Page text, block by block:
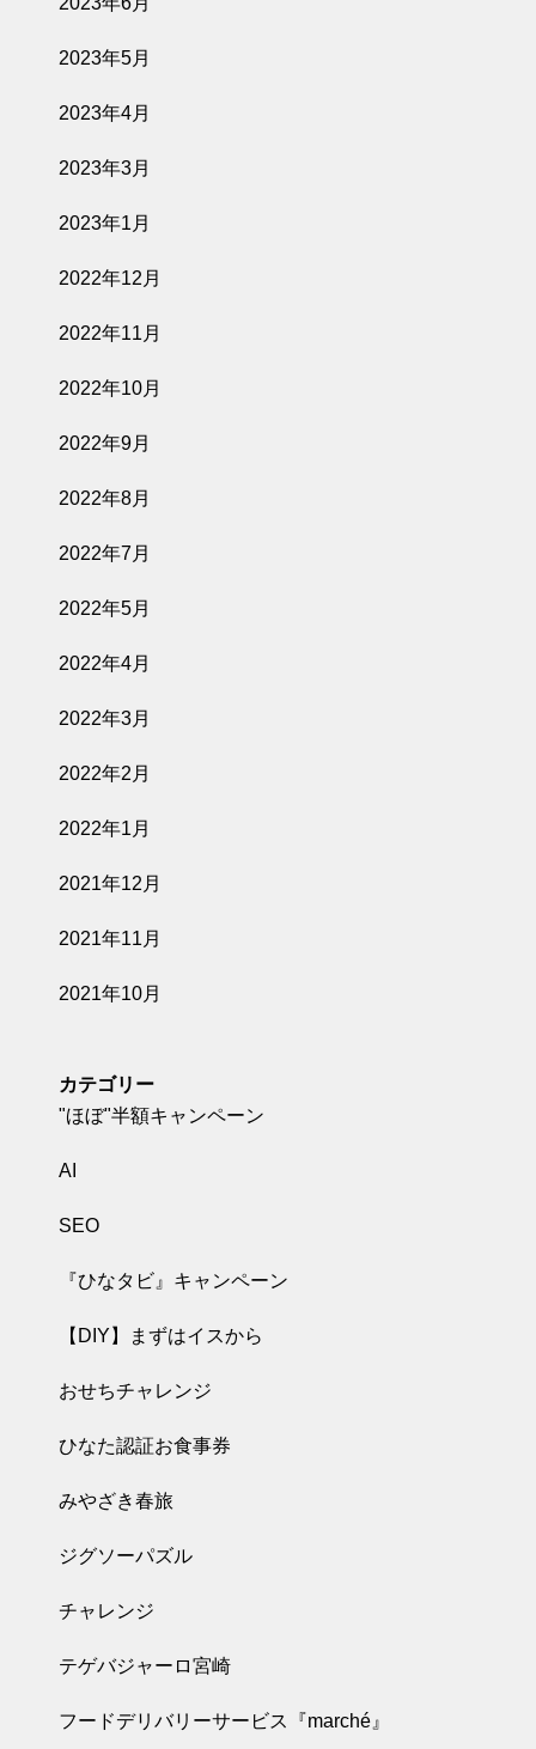
2023年5月
2023年4月
2023年3月
2023年1月
2022年12月
2022年11月
2022年10月
2022年9月
2022年8月
2022年7月
2022年5月
2022年4月
2022年3月
2022年2月
2022年1月
2021年12月
2021年11月
2021年10月
カテゴリー
"ほぼ"半額キャンペーン
AI
SEO
『ひなタビ』キャンペーン
【DIY】まずはイスから
おせちチャレンジ
ひなた認証お食事券
みやざき春旅
ジグソーパズル
チャレンジ
テゲバジャーロ宮崎
フードデリバリーサービス『marché』